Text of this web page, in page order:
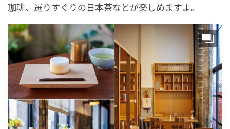
珈琲、選りすぐりの日本茶などが楽しめますよ。